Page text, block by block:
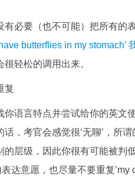
有必要（也不可能）把所有的
have butterflies in my stomach’
轻松的调用出来。
复
你语言特点并尝试给你的英文
，考官会感觉很‘无聊’，所
的层级，因此你很有可能被判
表达意愿，也尽量不要重复